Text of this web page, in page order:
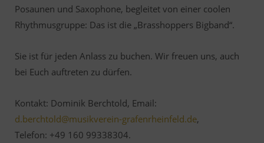
Posaunen und Saxophone, begleitet von einer coolen
Rhythmusgruppe: Das ist die „Brasshoppers Bigband“.
Sie ist für jeden Anlass zu buchen. Wir freuen uns, auch
bei Euch auftreten zu dürfen.
Kontakt: Dominik Berchtold, Email:
d.berchtold@musikverein-grafenrheinfeld.de,
Telefon: +49 160 99338304.